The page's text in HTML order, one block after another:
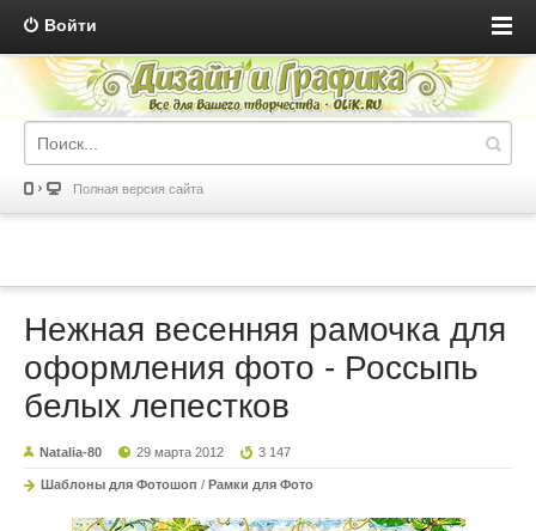
Войти
Полная версия сайта
Нежная весенняя рамочка для
оформления фото - Россыпь
белых лепестков
Natalia-80 29 марта 2012 3 147
Шаблоны для Фотошоп / Рамки для Фото